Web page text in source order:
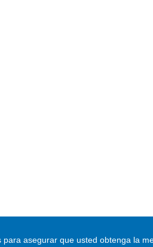
para asegurar que usted obtenga la